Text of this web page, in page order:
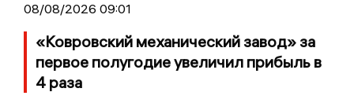
08/08/2026 09:01
«Ковровский механический завод» за
первое полугодие увеличил прибыль в
4 раза